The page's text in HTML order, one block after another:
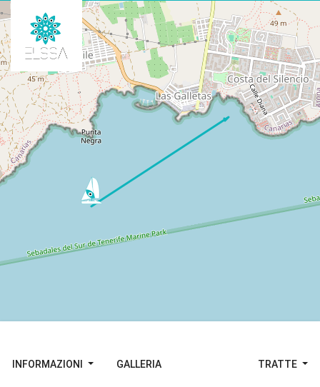
INFORMAZIONI GALLERIA TRATTE